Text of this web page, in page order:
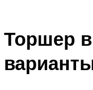
Торшер